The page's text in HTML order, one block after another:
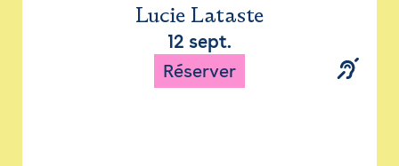
Lucie Lataste
12 sept.
Réserver